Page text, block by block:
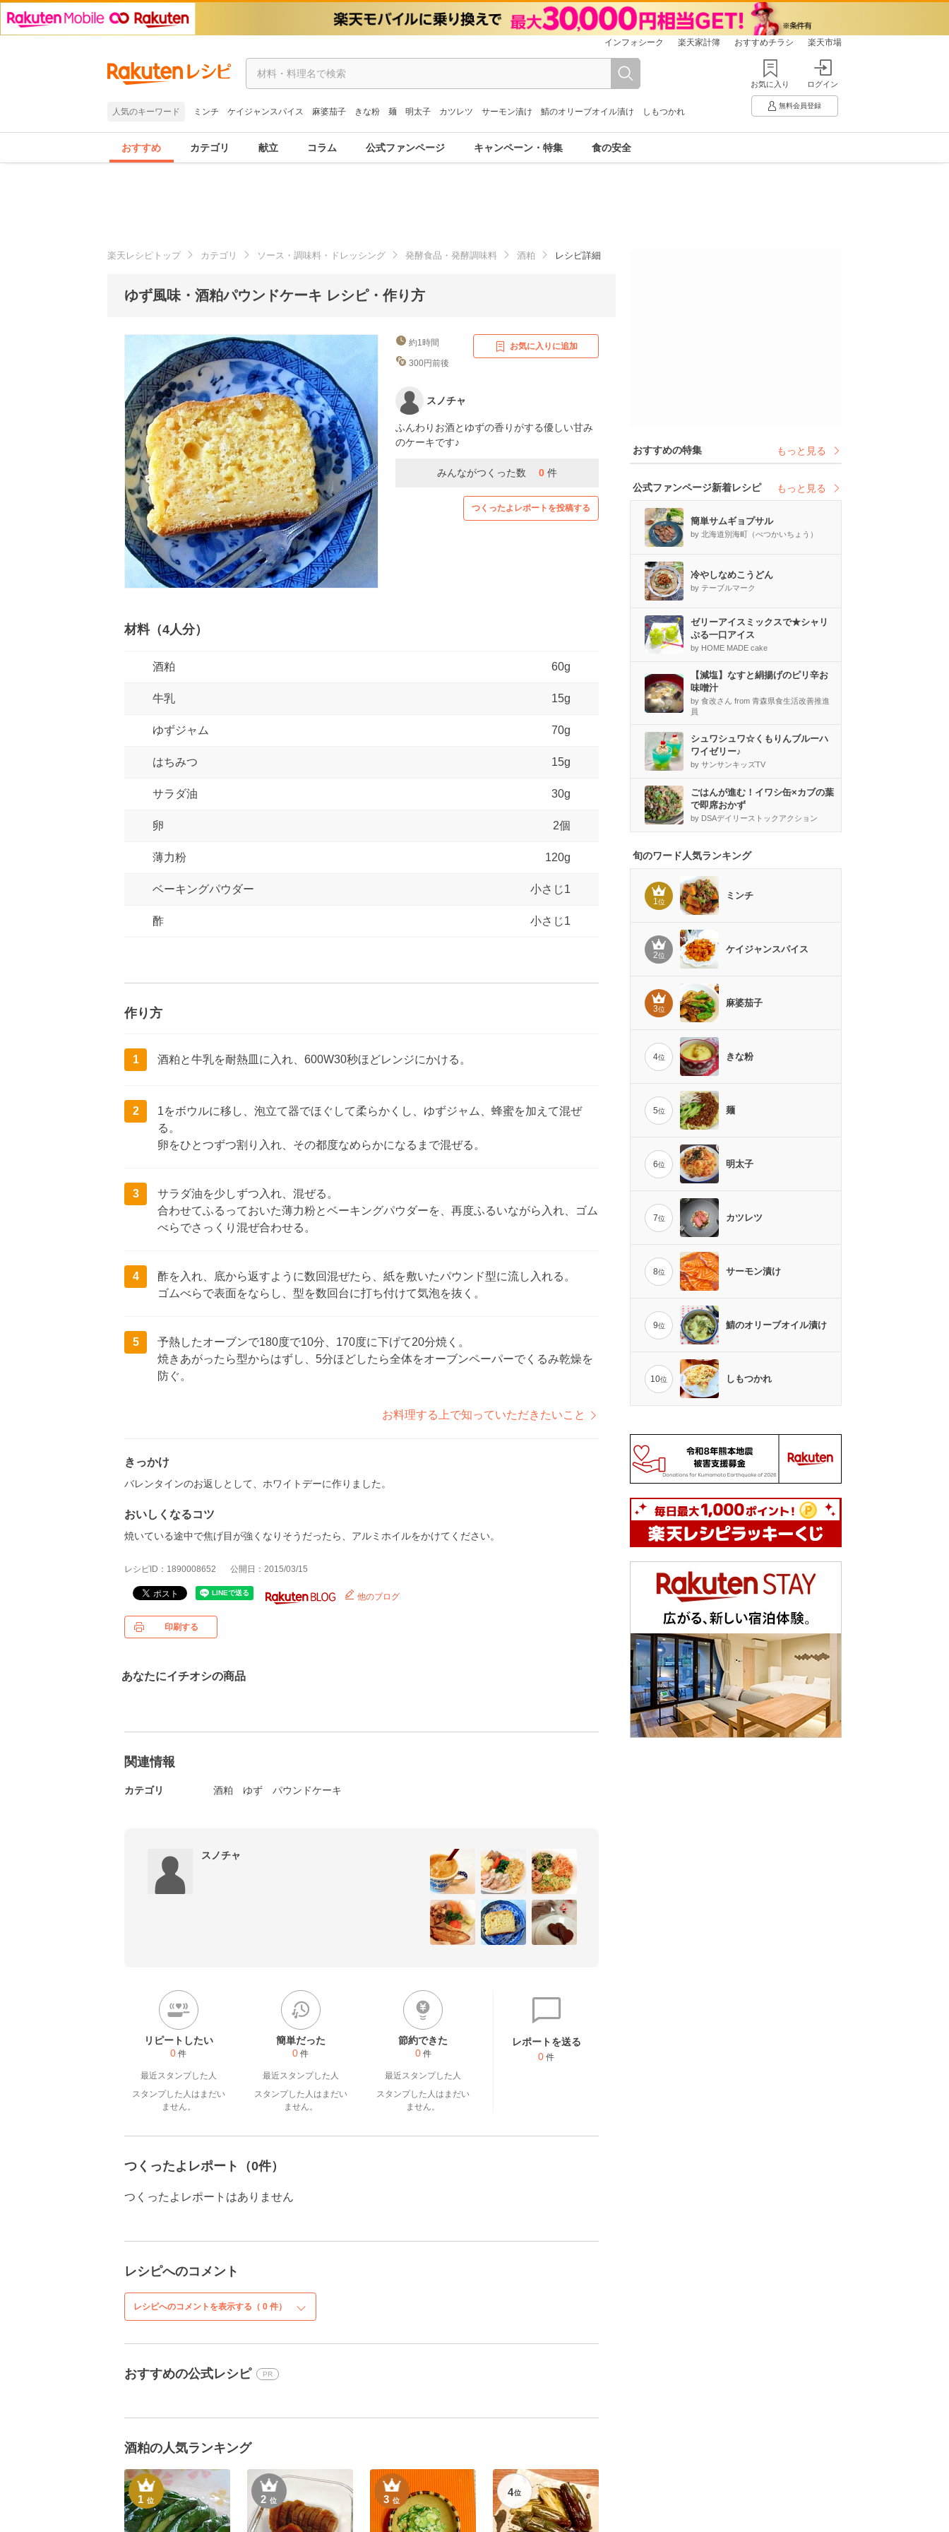
インフォシーク 楽天家計簿 おすすめチラシ 楽天市場
人気のキーワード ミンチ ケイジャンスパイス 麻婆茄子 きな粉 麺 明太子 カツレツ サーモン漬け 鯖のオリーブオイル漬け しもつかれ
お気に入り ログイン
無料会員登録
おすすめ カテゴリ 献立 コラム 公式ファンページ キャンペーン・特集 食の安全
楽天レシピトップ カテゴリ ソース・調味料・ドレッシング 発酵食品・発酵調味料 酒粕 レシピ詳細
ゆず風味・酒粕パウンドケーキ レシピ・作り方
約1時間
300円前後
お気に入りに追加
スノチャ
ふんわりお酒とゆずの香りがする優しい甘み
のケーキです♪
みんながつくった数 0 件
つくったよレポートを投稿する
材料（4人分）
酒粕 60g
牛乳 15g
ゆずジャム 70g
はちみつ 15g
サラダ油 30g
卵 2個
薄力粉 120g
ベーキングパウダー 小さじ1
酢 小さじ1
作り方
1 酒粕と牛乳を耐熱皿に入れ、600W30秒ほどレンジにかける。
2
1をボウルに移し、泡立て器でほぐして柔らかくし、ゆずジャム、蜂蜜を加えて混ぜ
る。
卵をひとつずつ割り入れ、その都度なめらかになるまで混ぜる。
3
サラダ油を少しずつ入れ、混ぜる。
合わせてふるっておいた薄力粉とベーキングパウダーを、再度ふるいながら入れ、ゴム
べらでさっくり混ぜ合わせる。
4
酢を入れ、底から返すように数回混ぜたら、紙を敷いたパウンド型に流し入れる。
ゴムべらで表面をならし、型を数回台に打ち付けて気泡を抜く。
5
予熱したオーブンで180度で10分、170度に下げて20分焼く。
焼きあがったら型からはずし、5分ほどしたら全体をオーブンペーパーでくるみ乾燥を
防ぐ。
お料理する上で知っていただきたいこと
きっかけ
バレンタインのお返しとして、ホワイトデーに作りました。
おいしくなるコツ
焼いている途中で焦げ目が強くなりそうだったら、アルミホイルをかけてください。
レシピID：1890008652 公開日：2015/03/15
他のブログ
印刷する
あなたにイチオシの商品
関連情報
カテゴリ 酒粕 ゆず パウンドケーキ
スノチャ
リピートしたい
0 件
最近スタンプした人
スタンプした人はまだい
ません。
簡単だった
0 件
最近スタンプした人
スタンプした人はまだい
ません。
節約できた
0 件
最近スタンプした人
スタンプした人はまだい
ません。
レポートを送る
0 件
つくったよレポート（0件）
つくったよレポートはありません
レシピへのコメント
レシピへのコメントを表示する（ 0 件）
おすすめの公式レシピ PR
酒粕の人気ランキング
1位 2位 3位
4位
おすすめの特集 もっと見る
公式ファンページ新着レシピ もっと見る
簡単サムギョプサル
by 北海道別海町（べつかいちょう）
冷やしなめこうどん
by テーブルマーク
ゼリーアイスミックスで★シャリ
ぷる一口アイス
by HOME MADE cake
【減塩】なすと絹揚げのピリ辛お
味噌汁
by 食改さん from 青森県食生活改善推進
員
シュワシュワ☆くもりんブルーハ
ワイゼリー♪
by サンサンキッズTV
ごはんが進む！イワシ缶×カブの葉
で即席おかず
by DSAデイリーストックアクション
旬のワード人気ランキング
1位
ミンチ
2位
ケイジャンスパイス
3位
麻婆茄子
4位 きな粉
5位 麺
6位 明太子
7位 カツレツ
8位 サーモン漬け
9位 鯖のオリーブオイル漬け
10位 しもつかれ